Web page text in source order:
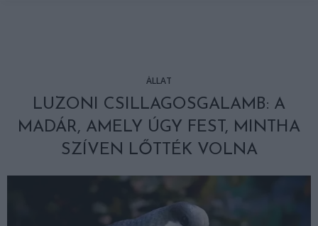
ÁLLAT
LUZONI CSILLAGOSGALAMB: A
MADÁR, AMELY ÚGY FEST, MINTHA
SZÍVEN LŐTTÉK VOLNA